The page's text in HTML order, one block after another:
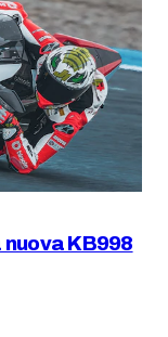
KB998